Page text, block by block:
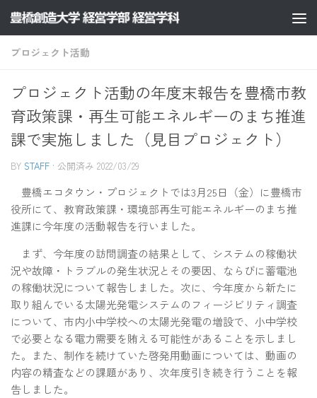
コンテンツへスキップ
プロジェクト活動
プロジェクト活動の年度末報告を豊橋市教
育政策課・再生可能エネルギーのまち推進
課で実施しました（見目プロジェクト）
BY STAFF · 公開済み 2022/03/29
豊橋エコタウン・プロジェクトでは3月25日（金）に豊橋市
役所にて、教育政策課・環境部再生可能エネルギーのまち推
進課に今年度の活動報告を行いました。
まず、今年度の訪問調査の結果として、システムの稼働状
況や故障・トラブルの発生状況とその要因、ならびに蓄電池
の稼働状況について報告しました。次に、今年度から新たに
取り組んでいる太陽光発電システムのフィージビリティ調査
について、市内小中学校への太陽光発電の増設で、小中学校
で必要となる電力需要を賄える可能性があることを示しまし
た。また、制作を続けていた啓発用動画については、動画の
内容の精査などの課題があり、次年度引き続き行うことを報
告しました。